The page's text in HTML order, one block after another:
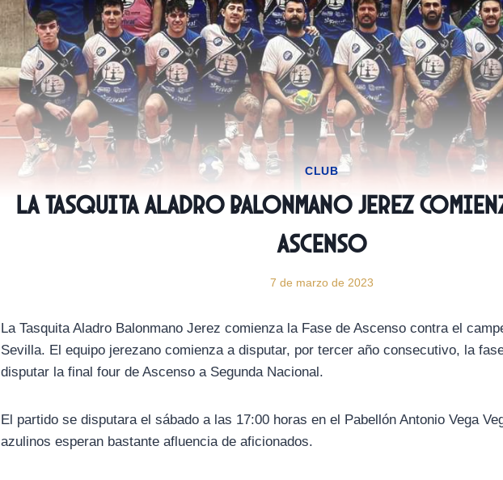
CLUB
La Tasquita Aladro Balonmano Jerez
Ascenso
7 de marzo de 2023
La Tasquita Aladro Balonmano Jerez comienza la Fase de Ascenso contra el
Sevilla. El equipo jerezano comienza a disputar, por tercer año consecutivo, la
disputar la final four de Ascenso a Segunda Nacional.
El partido se disputara el sábado a las 17:00 horas en el Pabellón Antonio Vega
azulinos esperan bastante afluencia de aficionados.